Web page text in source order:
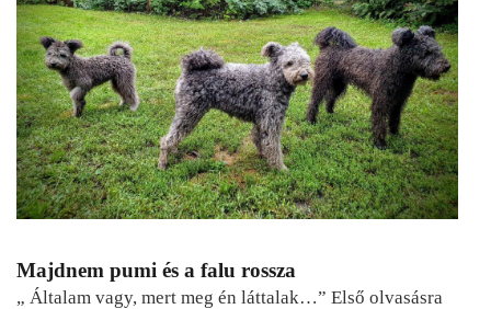
Majdnem pumi és a falu rossza
„ Általam vagy, mert meg én láttalak…” Első olvasásra